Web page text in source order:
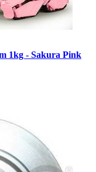
1kg - Sakura Pink